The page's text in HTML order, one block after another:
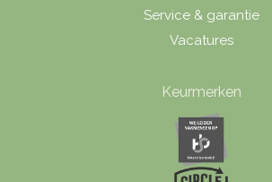
Service & garantie
Vacatures
Keurmerken